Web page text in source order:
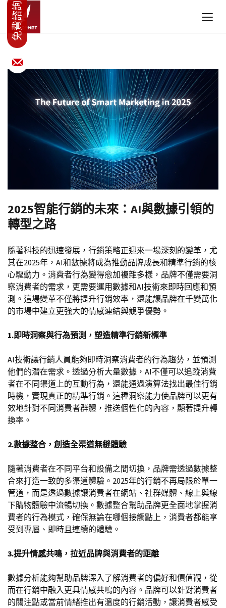
2025智能行銷的未來：AI與數據引領的
轉型之路
隨著科技的迅速發展，行銷策略正迎來一場深刻的變革，尤
其在2025年，AI和數據將成為推動品牌成長和精準行銷的核
心驅動力。消費者行為變得愈加複雜多樣，品牌不僅需要洞
察消費者的需求，更需要運用數據和AI技術來即時回應和預
測。這場變革不僅將提升行銷效率，還能讓品牌在千變萬化
的市場中建立更強大的情感連結與競爭優勢。
1.即時洞察與行為預測，塑造精準行銷新標準
AI技術讓行銷人員能夠即時洞察消費者的行為趨勢，並預測
他們的潛在需求。透過分析大量數據，AI不僅可以追蹤消費
者在不同渠道上的互動行為，還能通過演算法找出最佳行銷
時機，實現真正的精準行銷。這種洞察能力使品牌可以更有
效地針對不同消費者群體，推送個性化的內容，顯著提升轉
換率。
2.數據整合，創造全渠道無縫體驗
隨著消費者在不同平台和設備之間切換，品牌需透過數據整
合來打造一致的多渠道體驗。2025年的行銷不再局限於單一
管道，而是透過數據讓消費者在網站、社群媒體、線上與線
下購物體驗中流暢切換。數據整合幫助品牌更全面地掌握消
費者的行為模式，確保無論在哪個接觸點上，消費者都能享
受到專屬、即時且連續的體驗。
3.提升情感共鳴，拉近品牌與消費者的距離
數據分析能夠幫助品牌深入了解消費者的偏好和價值觀，從
而在行銷中融入更具情感共鳴的內容。品牌可以針對消費者
的關注點或當前情緒推出有溫度的行銷活動，讓消費者感受